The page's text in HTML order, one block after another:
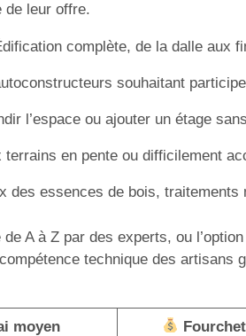
de leur offre.
complète, de la dalle aux
souhaitant
l’espace ou ajouter un étage
en pente ou difficilement
des essences de bois, traitements
A à Z par des experts, ou
technique des
moyen